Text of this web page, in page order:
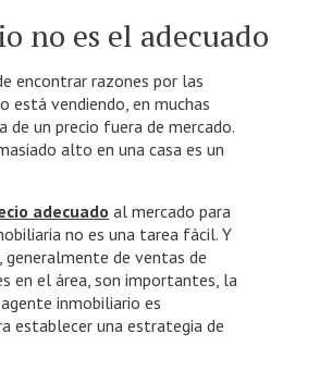
no es el adecuado
encontrar razones por las
está vendiendo, en muchas
de un precio fuera de mercado.
alto en una casa es un
adecuado al mercado para
no es una tarea fácil. Y
generalmente de ventas de
en el área, son importantes, la
inmobiliario es
establecer una estrategia de